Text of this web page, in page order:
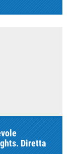
Diretta